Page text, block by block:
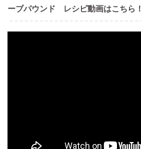
ーブパウンド レシピ動画はこちら！